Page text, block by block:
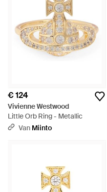
€ 124
Vivienne Westwood
Little Orb Ring - Metallic
Van Miinto